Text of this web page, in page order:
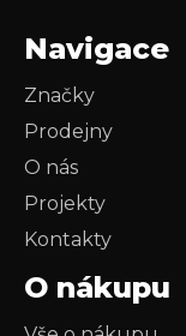
Navigace
Značky
Prodejny
O nás
Projekty
Kontakty
O nákupu